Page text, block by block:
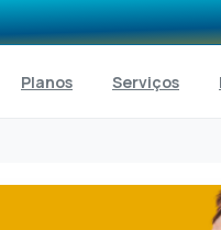
Planos Serviços